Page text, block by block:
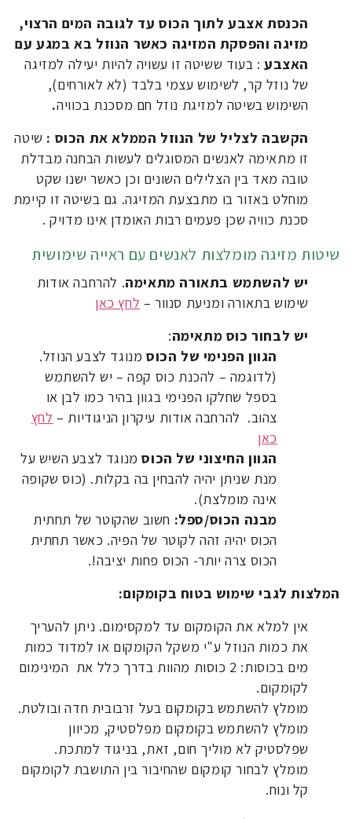
הכנסת אצבע לתוך הכוס עד לגובה המים הרצוי,
מזיגה והפסקת המזיגה כאשר הנוזל בא במגע עם
האצבע : בעוד ששיטה זו עשויה להיות יעילה למזיגה
של נוזל קר, לשימוש עצמי בלבד (לא לאורחים),
השימוש בשיטה למזיגת נוזל חם מסכנת בכוויה.
הקשבה לצליל של הנוזל הממלא את הכוס : שיטה
זו מתאימה לאנשים המסוגלים לעשות הבחנה מבדלת
טובה מאד בין הצלילים השונים וכן כאשר ישנו שקט
מוחלט באזור בו מתבצעת המזיגה. גם בשיטה זו קיימת
סכנת כוויה שכן פעמים רבות האומדן אינו מדויק .
שיטות מזיגה מומלצות לאנשים עם ראייה שימושית
יש להשתמש בתאורה מתאימה. להרחבה אודות
שימוש בתאורה ומניעת סנוור – לחץ כאן
יש לבחור כוס מתאימה:
הגוון הפנימי של הכוס מנוגד לצבע הנוזל.
(לדוגמה – להכנת כוס קפה – יש להשתמש
בספל שחלקו הפנימי בגוון בהיר כמו לבן או
צהוב. להרחבה אודות עיקרון הניגודיות – לחץ
כאן
הגוון החיצוני של הכוסמנוגד לצבע השיש על
מנת שניתן יהיה להבחין בה בקלות. (כוס שקופה
אינה מומלצת).
מבנה הכוס/ספל: חשוב שהקוטר של תחתית
הכוס יהיה זהה לקוטר של הפיה. כאשר תחתית
הכוס צרה יותר- הכוס פחות יציבה!.
המלצות לגבי שימוש בטוח בקומקום:
אין למלא את הקומקום עד למקסימום. ניתן להעריך
את כמות הנוזל ע"י משקל הקומקום או למדוד כמות
מים בכוסות: 2 כוסות מהוות בדרך כלל את המינימום
לקומקום.
מומלץ להשתמש בקומקום בעל זרבובית חדה ובולטת.
מומלץ להשתמש בקומקום מפלסטיק, מכיוון
שפלסטיק לא מוליך חום, זאת, בניגוד למתכת.
מומלץ לבחור קומקום שהחיבור בין התושבת לקומקום
קל ונוח.